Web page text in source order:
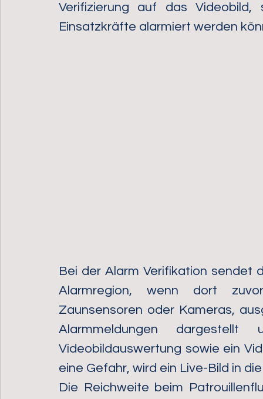
Verifizierung auf das
Einsatzkräfte alarmiert werden
Bei der Alarm Verifikation sendet
Alarmregion, wenn dort
Zaunsensoren oder Kameras,
Alarmmeldungen
Videobildauswertung sowie ein
eine Gefahr, wird ein Live-Bild in
Die Reichweite beim